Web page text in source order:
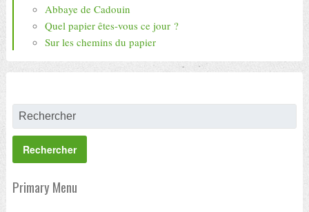
Abbaye de Cadouin
Quel papier êtes-vous ce jour ?
Sur les chemins du papier
Primary Menu